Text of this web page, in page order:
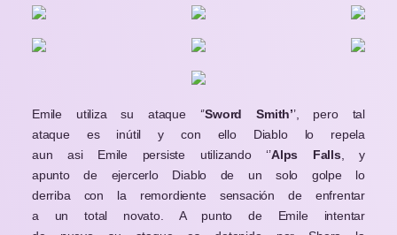
Emile utiliza su ataque ‘’Sword Smith’’, pero tal
ataque es inútil y con ello Diablo lo repela
aun asi Emile persiste utilizando ‘’Alps Falls , y
apunto de ejercerlo Diablo de un solo golpe lo
derriba con la remordiente sensación de enfrentar
a un total novato. A punto de Emile intentar